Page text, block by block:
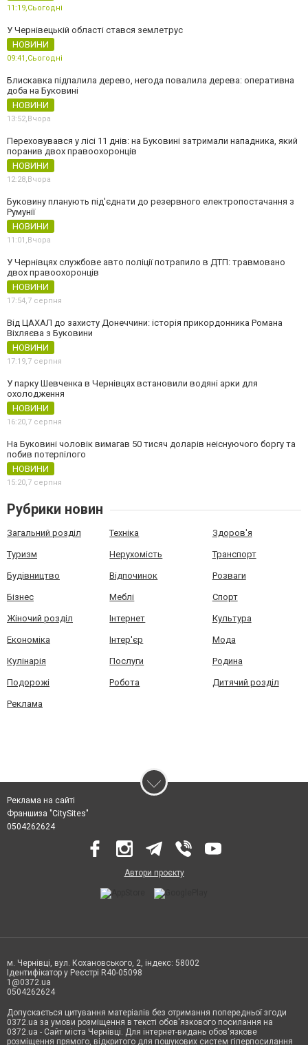
11:19, Сьогодні
У Чернівецькій області стався землетрус
НОВИНИ
09:41, Сьогодні
Блискавка підпалила дерево, негода повалила дерева: оперативна
доба на Буковині
НОВИНИ
13:52, Вчора
Переховувався у лісі 11 днів: на Буковині затримали нападника, який
поранив двох правоохоронців
НОВИНИ
12:28, Вчора
Буковину планують під'єднати до резервного електропостачання з
Румунії
НОВИНИ
11:01, Вчора
У Чернівцях службове авто поліції потрапило в ДТП: травмовано
двох правоохоронців
НОВИНИ
17:54, 7 серпня
Від ЦАХАЛ до захисту Донеччини: історія прикордонника Романа
Віхляєва з Буковини
НОВИНИ
17:19, 7 серпня
У парку Шевченка в Чернівцях встановили водяні арки для
охолодження
НОВИНИ
16:20, 7 серпня
На Буковині чоловік вимагав 50 тисяч доларів неіснуючого боргу та
побив потерпілого
НОВИНИ
15:20, 7 серпня
Рубрики новин
Загальний розділ Техніка Здоров'я
Туризм Нерухомість Транспорт
Будівництво Відпочинок Розваги
Бізнес Меблі Спорт
Жіночий розділ Інтернет Культура
Економіка Інтер'єр Мода
Кулінарія Послуги Родина
Подорожі Робота Дитячий розділ
Реклама
Реклама на сайті
Франшиза "CitySites"
0504262624
Автори проєкту
м. Чернівці, вул. Кохановського, 2, індекс: 58002
Ідентифікатор у Реєстрі R40-05098
1@0372.ua
0504262624
Допускається цитування матеріалів без отримання попередньої згоди
0372.ua за умови розміщення в тексті обов'язкового посилання на
0372.ua - Сайт міста Чернівці. Для інтернет-видань обов'язкове
розміщення прямого, відкритого для пошукових систем гіперпосилання